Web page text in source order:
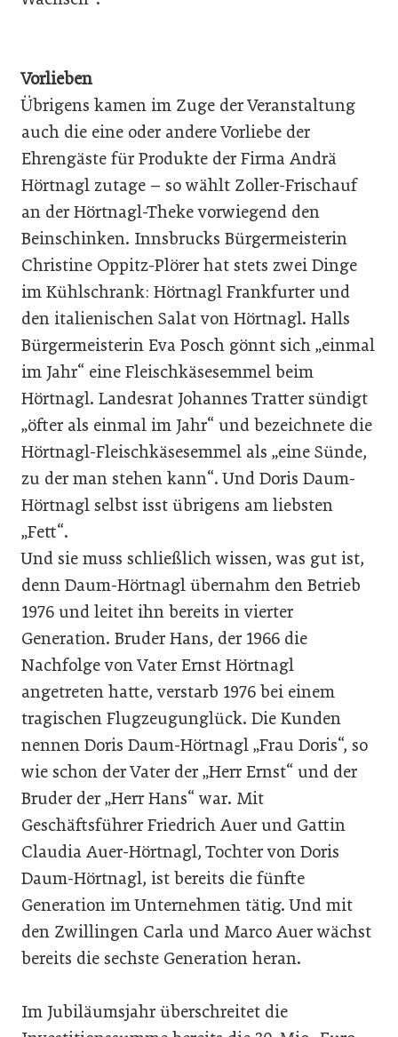
Vorlieben
Übrigens kamen im Zuge der Veranstaltung
auch die eine oder andere Vorliebe der
Ehrengäste für Produkte der Firma Andrä
Hörtnagl zutage – so wählt Zoller-Frischauf
an der Hörtnagl-Theke vorwiegend den
Beinschinken. Innsbrucks Bürgermeisterin
Christine Oppitz-Plörer hat stets zwei Dinge
im Kühlschrank: Hörtnagl Frankfurter und
den italienischen Salat von Hörtnagl. Halls
Bürgermeisterin Eva Posch gönnt sich „einmal
im Jahr“ eine Fleischkäsesemmel beim
Hörtnagl. Landesrat Johannes Tratter sündigt
„öfter als einmal im Jahr“ und bezeichnete die
Hörtnagl-Fleischkäsesemmel als „eine Sünde,
zu der man stehen kann“. Und Doris Daum-
Hörtnagl selbst isst übrigens am liebsten
„Fett“.
Und sie muss schließlich wissen, was gut ist,
denn Daum-Hörtnagl übernahm den Betrieb
1976 und leitet ihn bereits in vierter
Generation. Bruder Hans, der 1966 die
Nachfolge von Vater Ernst Hörtnagl
angetreten hatte, verstarb 1976 bei einem
tragischen Flugzeugunglück. Die Kunden
nennen Doris Daum-Hörtnagl „Frau Doris“, so
wie schon der Vater der „Herr Ernst“ und der
Bruder der „Herr Hans“ war. Mit
Geschäftsführer Friedrich Auer und Gattin
Claudia Auer-Hörtnagl, Tochter von Doris
Daum-Hörtnagl, ist bereits die fünfte
Generation im Unternehmen tätig. Und mit
den Zwillingen Carla und Marco Auer wächst
bereits die sechste Generation heran.
Im Jubiläumsjahr überschreitet die